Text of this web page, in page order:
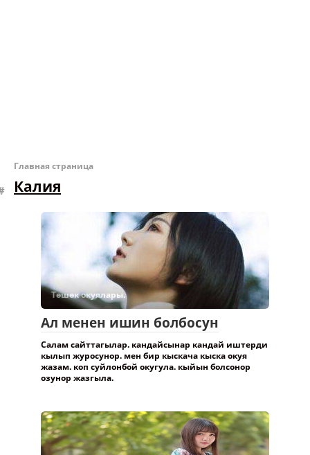
Главная страница
Калия
Төшөк окуялары.
Ал менен ишин болбосун
Салам сайттагылар. кандайсынар кандай иштерди
кылып журосунор. мен бир кыскача кыска окуя
жазам. коп суйлонбой окугула. кыйын болсонор
озунор жазгыла.